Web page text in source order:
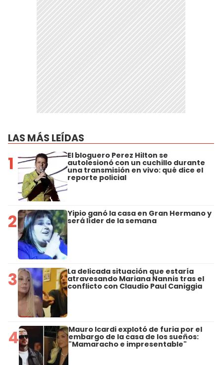
LAS MÁS LEÍDAS
1 El bloguero Perez Hilton se
autolesionó con un cuchillo durante
una transmisión en vivo: qué dice el
reporte policial
2 Yipio ganó la casa en Gran Hermano y
será líder de la semana
3 La delicada situación que estaría
atravesando Mariana Nannis tras el
conflicto con Claudio Paul Caniggia
4 Mauro Icardi explotó de furia por el
embargo de la casa de los sueños:
"Mamaracho e impresentable"